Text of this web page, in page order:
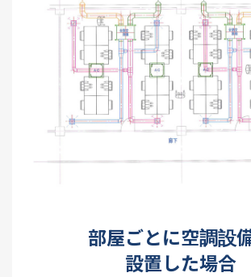
部屋ごとに空調設
設置した場合